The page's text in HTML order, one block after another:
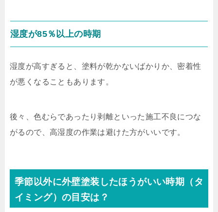
湿度が85％以上の時期
湿度が高すぎると、塗料が乾かないばかりか、密着性
が悪くなることもあります。
後々、色むらであったり剥離といった施工不良につな
がるので、高湿度の作業は避けた方がいいです。
季節以外に外壁塗装したほうがいい時期（タ
イミング）の目安は？